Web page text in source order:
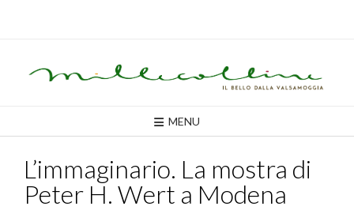
MENU
L’immaginario. La mostra di
Peter H. Wert a Modena